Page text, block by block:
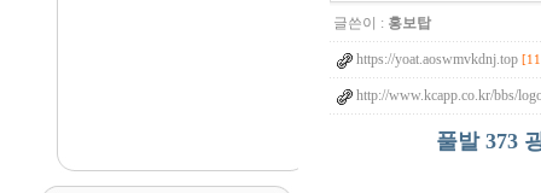
글쓴이 : 홍보탑
https://yoat.aoswmvkdnj.top
http://www.kcapp.co.kr/bbs/
풀발 373